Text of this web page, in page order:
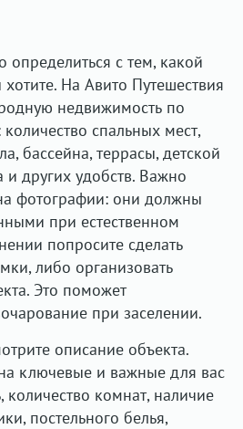
с тем, какой
На Авито Путешествия
недвижимость по
спальных мест,
бассейна, террасы, детской
других удобств. Важно
фотографии: они должны
при естественном
попросите сделать
либо организовать
Это поможет
при заселении.
описание объекта.
ключевые и важные для вас
комнат, наличие
постельного белья,